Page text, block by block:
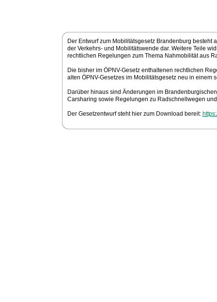
Der Entwurf zum Mobilitätsgesetz Brandenburg besteht
der Verkehrs- und Mobilitätswende dar. Weitere Teile
rechtlichen Regelungen zum Thema Nahmobilität aus
Die bisher im ÖPNV-Gesetz enthaltenen rechtlichen
alten ÖPNV-Gesetzes im Mobilitätsgesetz neu in einem
Darüber hinaus sind Änderungen im
Carsharing sowie Regelungen zu Radschnellwegen
Der Gesetzentwurf steht hier zum Download bereit: